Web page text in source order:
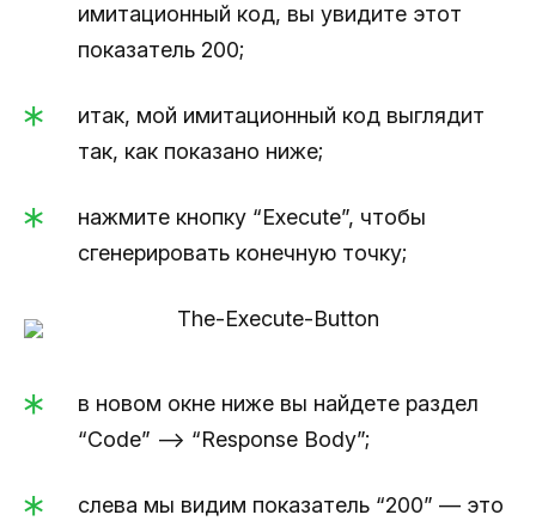
имитационный код, вы увидите этот
показатель 200;
итак, мой имитационный код выглядит
так, как показано ниже;
нажмите кнопку “Execute”, чтобы
сгенерировать конечную точку;
в новом окне ниже вы найдете раздел
“Code” —> “Response Body”;
слева мы видим показатель “200” — это